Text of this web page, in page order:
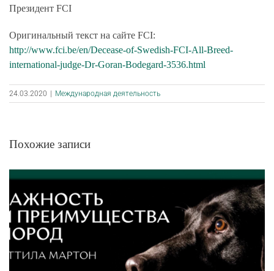
Президент FCI
Оригинальный текст на сайте FCI:
http://www.fci.be/en/Decease-of-Swedish-FCI-All-Breed-
international-judge-Dr-Goran-Bodegard-3536.html
24.03.2020 Международная деятельность
Похожие записи